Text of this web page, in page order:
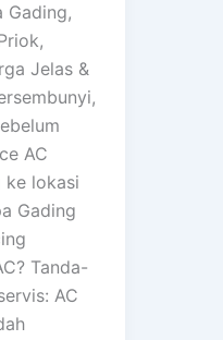
Gading,
Jelas &
AC
ke lokasi
Gading
Tanda-
AC